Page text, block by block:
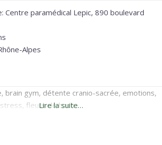
Centre paramédical Lepic, 890 boulevard
Alpes
brain gym, détente cranio-sacrée, emotions,
fleurs de bach
Lire la suite…